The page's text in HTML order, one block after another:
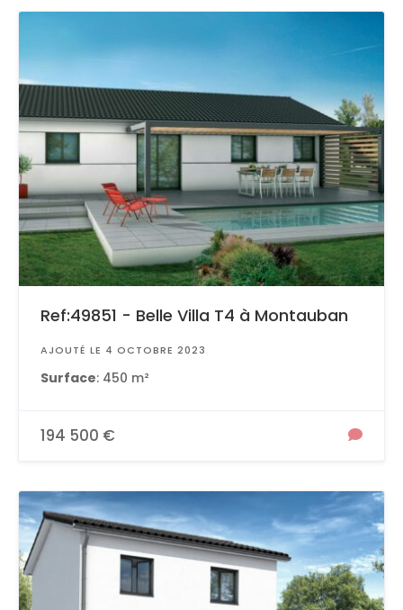
Ref:49851 - Belle Villa T4 à Montauban
AJOUTÉ LE 4 OCTOBRE 2023
Surface: 450 m²
194 500 €